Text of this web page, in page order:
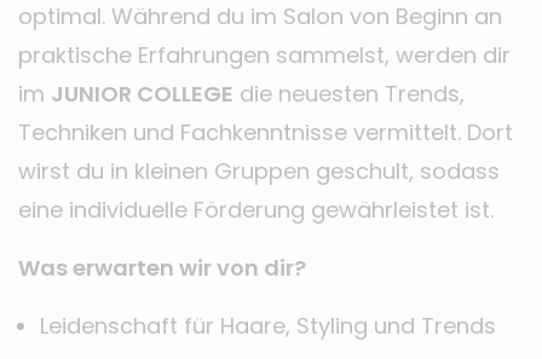
optimal. Während du im Salon von Beginn an
praktische Erfahrungen sammelst, werden dir
im JUNIOR COLLEGE die neuesten Trends,
Techniken und Fachkenntnisse vermittelt. Dort
wirst du in kleinen Gruppen geschult, sodass
eine individuelle Förderung gewährleistet ist.
Was erwarten wir von dir?
Leidenschaft für Haare, Styling und Trends